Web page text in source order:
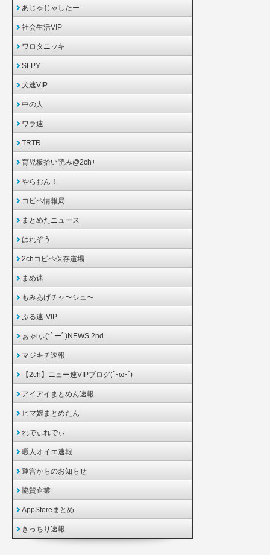
あじゃじゃしたー
社会生活VIP
ワロタニッキ
SLPY
犬速VIP
中の人
ワラ速
TRTR
育児板拾い読み@2ch+
やらおん！
コピペ情報局
まとめたニュース
はれぞう
2chコピペ保存道場
まめ速
もみあげチャ〜シュ〜
ぶる速-VIP
ぁゃιぃ(*ﾟーﾟ)NEWS 2nd
マジキチ速報
【2ch】ニュー速VIPブログ(`･ω･´)
アイアイまとめん速報
ヒマ嬢まとめたん
れでぃれでぃ
暇人オイエ速報
運営からのお知らせ
協賛企業
AppStoreまとめ
きっちり速報